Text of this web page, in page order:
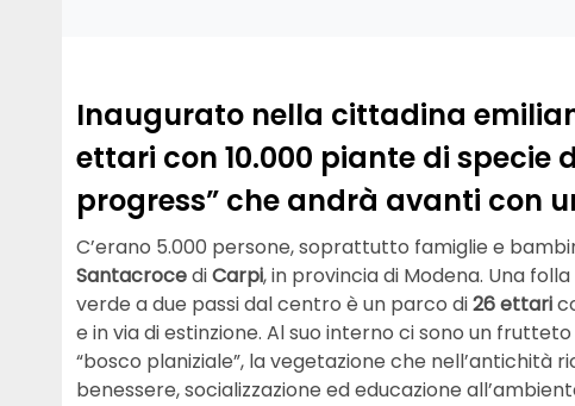
Inaugurato nella cittadina
ettari con 10.000 piante di specie
progress” che andrà avanti con
C’erano 5.000 persone, soprattutto famiglie e
SantacrocediCarpi, in provincia di Modena. Una
verde a due passi dal centro è un parco di26 ettari
e in via di estinzione. Al suo interno ci sono un
“bosco planiziale”, la vegetazione che nell’antichità
benessere, socializzazione ed educazione